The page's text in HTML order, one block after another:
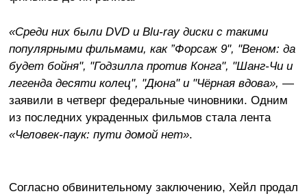
«Среди них были DVD и Blu-ray диски с такими
популярными фильмами, как ”Форсаж 9", "Веном: да
будет бойня", "Годзилла против Конга", "Шанг-Чи и
легенда десяти колец", "Дюна" и "Чёрная вдова», —
заявили в четверг федеральные чиновники. Одним
из последних украденных фильмов стала лента
«Человек-паук: пути домой нет».
Согласно обвинительному заключению, Хейл продал